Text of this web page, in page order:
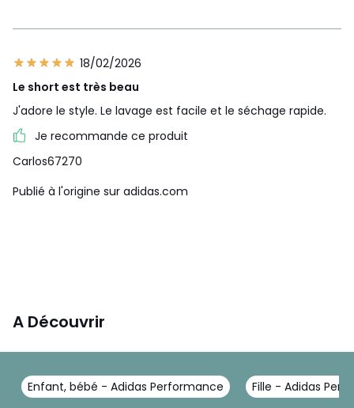
18/02/2026
Le short est très beau
J'adore le style. Le lavage est facile et le séchage rapide.
Je recommande ce produit
Carlos67270
Publié à l'origine sur adidas.com
A Découvrir
Enfant, bébé - Adidas Performance Fille - Adidas